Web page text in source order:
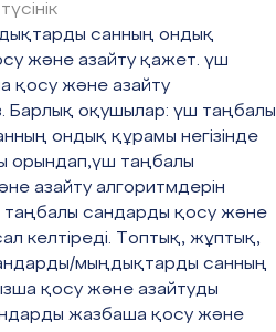
340см+60см=400см
санның ондық
және азайту қажет. үш
қосу және азайту
Барлық оқушылар: үш таңбалы
ондық құрамы негізінде
орындап,үш таңбалы
азайту алгоритмдерін
таңбалы сандарды қосу және
келтіреді. Топтық, жұптық,
мыңдықтарды санның
қосу және азайтуды
жазбаша қосу және